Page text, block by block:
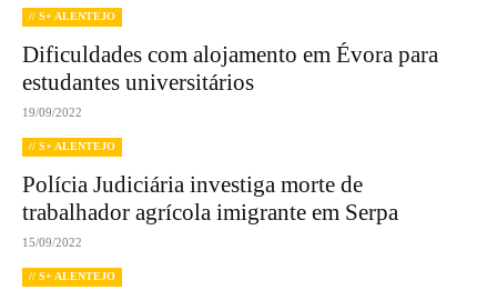
// S+ ALENTEJO
Dificuldades com alojamento em Évora para
estudantes universitários
19/09/2022
// S+ ALENTEJO
Polícia Judiciária investiga morte de
trabalhador agrícola imigrante em Serpa
15/09/2022
// S+ ALENTEJO